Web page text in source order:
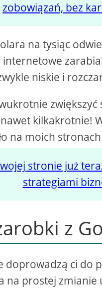
zobowiązań, bez
na tysiąc
niskie i
kilkakrotnie!
na moich
stronie już
strategiami
z
doprowadzą ci do
na prostej